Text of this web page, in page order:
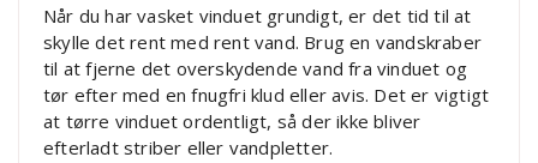
Når du har vasket vinduet grundigt, er det tid til at
skylle det rent med rent vand. Brug en vandskraber
til at fjerne det overskydende vand fra vinduet og
tør efter med en fnugfri klud eller avis. Det er vigtigt
at tørre vinduet ordentligt, så der ikke bliver
efterladt striber eller vandpletter.